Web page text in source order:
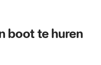
boot te huren